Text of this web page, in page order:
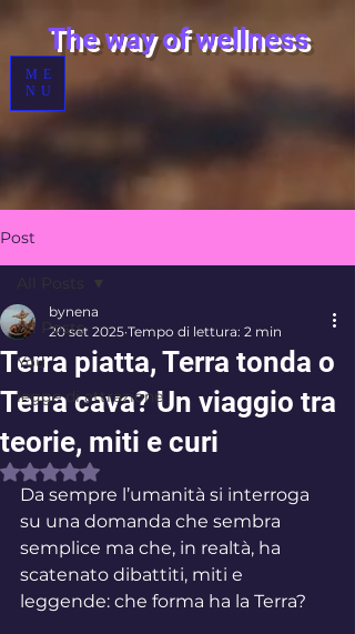
ME
NU
The way of wellness
Post
All Posts
You
legge di attrazione
Terra piatta, Terra tonda o
Terra cava? Un viaggio tra
teorie, miti e curi
bynena
20 set 2025 Tempo di lettura: 2 min
Valutazione NaN stelle su 5.
Da sempre l’umanità si interroga
su una domanda che sembra
semplice ma che, in realtà, ha
scatenato dibattiti, miti e
leggende: che forma ha la Terra?